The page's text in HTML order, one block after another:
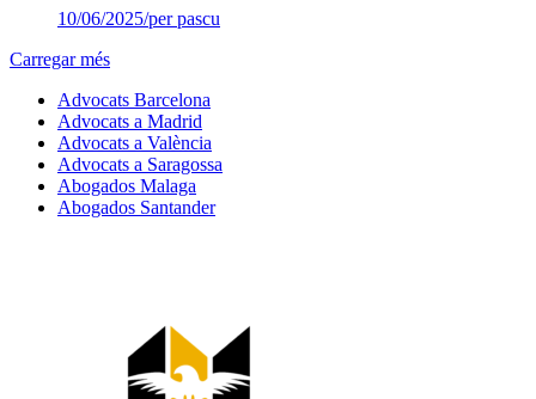
10/06/2025/per pascu
Carregar més
Advocats Barcelona
Advocats a Madrid
Advocats a València
Advocats a Saragossa
Abogados Malaga
Abogados Santander